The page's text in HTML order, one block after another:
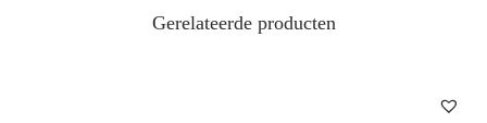
Gerelateerde producten